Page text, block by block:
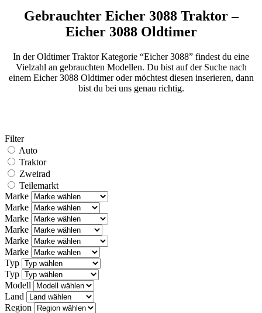
Gebrauchter Eicher 3088 Traktor –
Eicher 3088 Oldtimer
In der Oldtimer Traktor Kategorie “Eicher 3088” findest du eine
Vielzahl an gebrauchten Modellen. Du bist auf der Suche nach
einem Eicher 3088 Oldtimer oder möchtest diesen inserieren, dann
bist du bei uns genau richtig.
Filter
Auto
Traktor
Zweirad
Teilemarkt
Marke
Marke
Marke
Marke
Marke
Marke
Typ
Typ
Modell
Land
Region